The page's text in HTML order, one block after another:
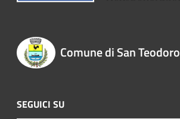
Comune di San Teodoro
SEGUICI SU